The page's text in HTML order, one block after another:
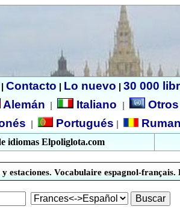
Contacto Lo nuevo 30 000
Alemán Italiano Otros
Portugués
idiomas Elpoliglota.com
estaciones. Vocabulaire espagnol-français.